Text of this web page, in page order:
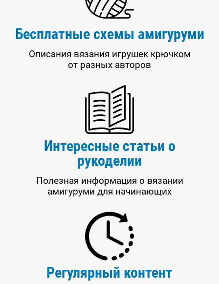
Бесплатные схемы амигуруми
Описания вязания игрушек крючком
от разных авторов
Интересные статьи о
рукоделии
Полезная информация о вязании
амигуруми для начинающих
Регулярный контент